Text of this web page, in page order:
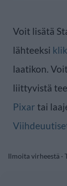
Voit lisätä
lähteeksi
laatikon.
liittyvistä
Pixar tai
Ilmoita virheestä ·